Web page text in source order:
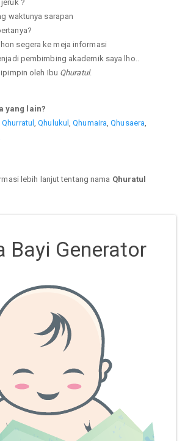
?
waktunya sarapan
segera ke meja informasi
pembimbing akademik saya lho..
oleh Ibu Qhuratul.
yang lain?
,Qhurratul ,Qhulukul ,Qhumaira ,Qhusaera
lebih lanjut tentang nama Qhuratul
Bayi Generator